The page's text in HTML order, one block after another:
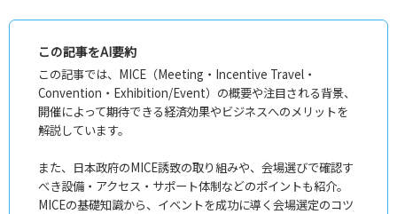
この記事をAI要約
この記事では、MICE（Meeting・Incentive Travel・
Convention・Exhibition/Event）の概要や注目される背景、
開催によって期待できる経済効果やビジネスへのメリットを
解説しています。
また、日本政府のMICE誘致の取り組みや、会場選びで確認す
べき設備・アクセス・サポート体制などのポイントも紹介。
MICEの基礎知識から、イベントを成功に導く会場選定のコツ